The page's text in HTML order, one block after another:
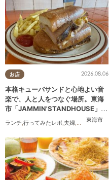
お店
東海市
2026.08.06
本格キューバサンドと心地よい音
楽で、人と人をつなぐ場所。東海
市「JAMMIN'STANDHOUSE」に
ランチ 行ってみたレポ 夫婦 おひとりさま